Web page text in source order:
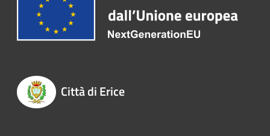
Città di Erice